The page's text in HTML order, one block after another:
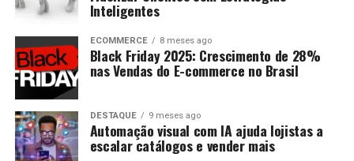
Inteligentes
ECOMMERCE 8 meses ago
Black Friday 2025: Crescimento de 28%
nas Vendas do E-commerce no Brasil
DESTAQUE 9 meses ago
Automação visual com IA ajuda lojistas a
escalar catálogos e vender mais